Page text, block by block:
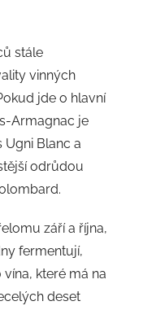
stále
vinných
jde o hlavní
Armagnac je
Ugni Blanc a
odrůdou
září a října,
fermentují,
které má na
deset